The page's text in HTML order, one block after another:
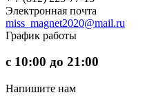
Электронная почта
miss_magnet2020@mail.ru
График работы
с 10:00 до 21:00
Напишите нам